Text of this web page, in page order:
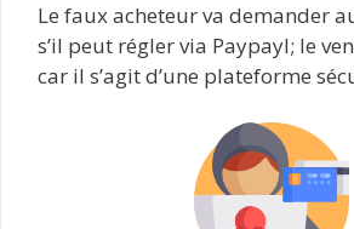
Le faux acheteur va demander
s’il peut régler via Paypayl; le
car il s’agit d’une plateforme